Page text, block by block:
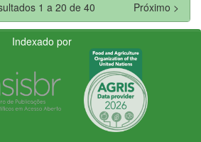
1 a 20 de 40
Próximo >
Indexado por